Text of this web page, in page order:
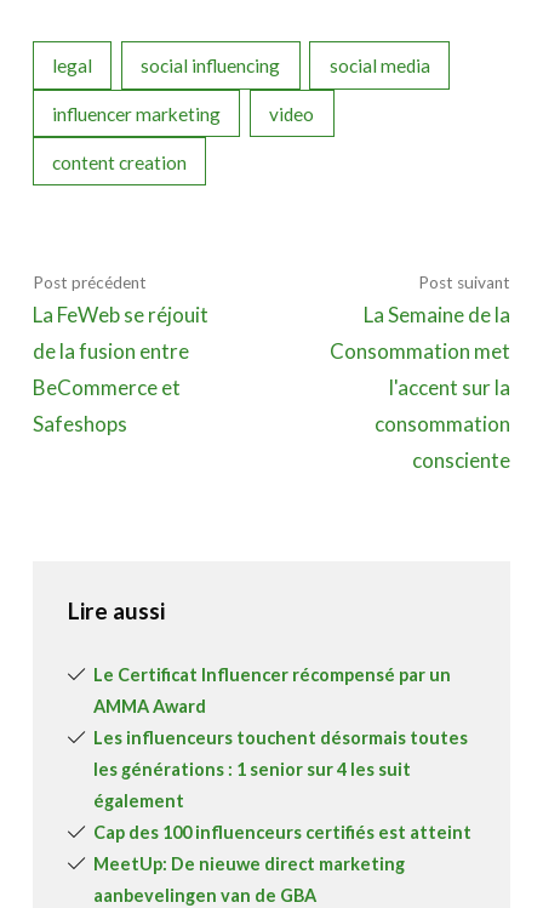
legal social influencing social media
influencer marketing video
content creation
Post précédent
La FeWeb se réjouit
de la fusion entre
BeCommerce et
Safeshops
Post suivant
La Semaine de la
Consommation met
l'accent sur la
consommation
consciente
Lire aussi
Le Certificat Influencer récompensé par un
AMMA Award
Les influenceurs touchent désormais toutes
les générations : 1 senior sur 4 les suit
également
Cap des 100 influenceurs certifiés est atteint
MeetUp: De nieuwe direct marketing
aanbevelingen van de GBA